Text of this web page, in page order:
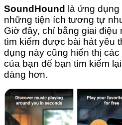
SoundHound
là ứng
những tiện ích tương tự
Giờ đây, chỉ bằng giai điệu
tìm kiếm được bài hát yêu
dụng này cũng hiển thị
của bạn để bạn tìm kiếm
dàng hơn.